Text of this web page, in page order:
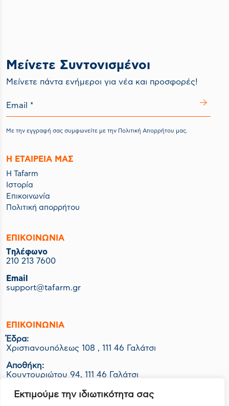
Εκτιμούμε την ιδιωτικότητα σας
Μείνετε Συντονισμένοι
Mείνετε πάντα ενήμεροι για νέα και προσφορές!
Με την εγγραφή σας συμφωνείτε με την Πολιτική Απορρήτου μας.
Η ΕΤΑΙΡΕΙΑ ΜΑΣ
Η Tafarm
Ιστορία
Επικοινωνία
Πολιτική απορρήτου
ΕΠΙΚΟΙΝΩΝΙΑ
Tηλέφωνο
210 213 7600
Email
support@tafarm.gr
ΕΠΙΚΟΙΝΩΝΊΑ
Έδρα:
Χριστιανουπόλεως 108 , 111 46 Γαλάτσι
Αποθήκη:
Κουντουριώτου 94, 111 46 Γαλάτσι
Εργοστάσιο-Logistics:
ΒΙΟ.ΠΑ Κερατέας Ο.Τ. 1048 Οικ. 06Ν, 190 01 Ζαπάνι